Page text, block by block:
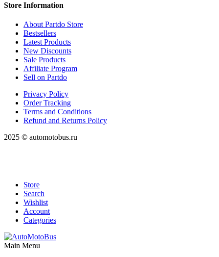
Store Information
About Partdo Store
Bestsellers
Latest Products
New Discounts
Sale Products
Affiliate Program
Sell on Partdo
Privacy Policy
Order Tracking
Terms and Conditions
Refund and Returns Policy
2025 © automotobus.ru
Store
Search
Wishlist
Account
Categories
Main Menu